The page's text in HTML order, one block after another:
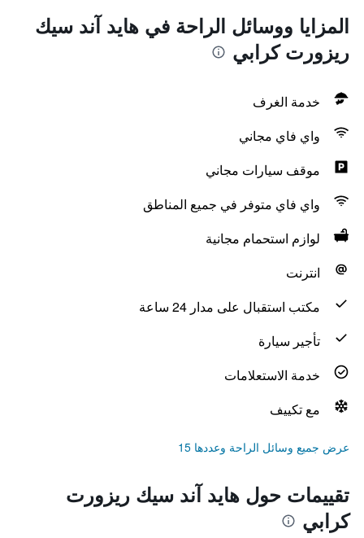
المزايا ووسائل الراحة في هايد آند سيك
ريزورت كرابي
خدمة الغرف
واي فاي مجاني
موقف سيارات مجاني
واي فاي متوفر في جميع المناطق
لوازم استحمام مجانية
انترنت
مكتب استقبال على مدار 24 ساعة
تأجير سيارة
خدمة الاستعلامات
مع تكييف
عرض جميع وسائل الراحة وعددها 15
تقييمات حول هايد آند سيك ريزورت
كرابي